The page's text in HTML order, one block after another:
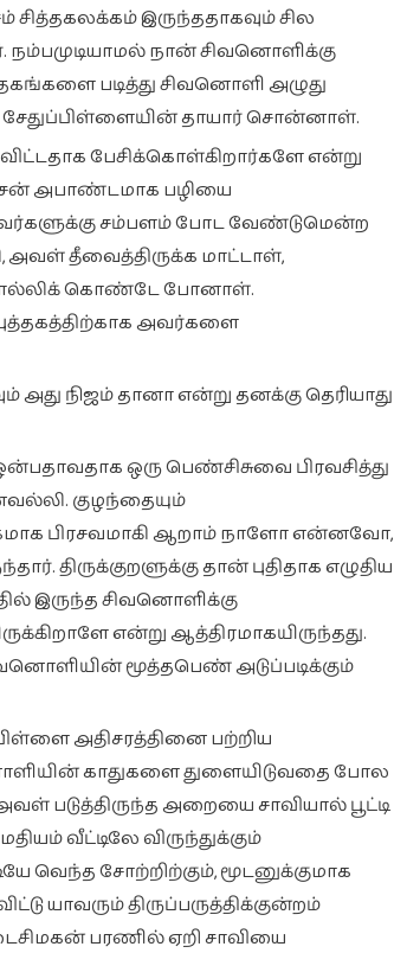
இருந்ததாகவும் சில
நான் சிவனொளிக்கு
படித்து சிவனொளி அழுது
சேதுப்பிள்ளையின் தாயார் சொன்னாள்.
பேசிக்கொள்கிறார்களே என்று
அபாண்டமாக பழியை
சம்பளம் போட வேண்டுமென்ற
அவள் தீவைத்திருக்க மாட்டாள்,
கொண்டே போனாள்.
அவர்களை
அது நிஜம் தானா என்று தனக்கு தெரியாது
ஒரு பெண்சிசுவை பிரவசித்து
குழந்தையும்
பிரசவமாகி ஆறாம் நாளோ என்னவோ,
திருக்குறளுக்கு தான் புதிதாக எழுதிய
இருந்த சிவனொளிக்கு
என்று ஆத்திரமாகயிருந்தது.
மூத்தபெண் அடுப்படிக்கும்
அதிசரத்தினை பற்றிய
காதுகளை துளையிடுவதை போல
படுத்திருந்த அறையை சாவியால் பூட்டி
வீட்டிலே விருந்துக்கும்
வெந்த சோற்றிற்கும், மூடனுக்குமாக
யாவரும் திருப்பருத்திக்குன்றம்
பரணில் ஏறி சாவியை